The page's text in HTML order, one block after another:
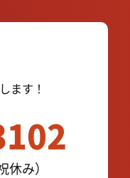
ます！
み）